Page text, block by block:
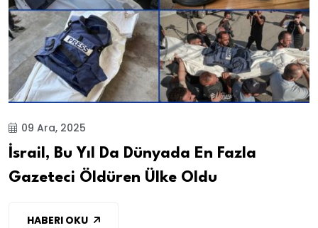
09 Ara, 2025
İsrail, Bu Yıl Da Dünyada En Fazla
Gazeteci Öldüren Ülke Oldu
HABERI OKU